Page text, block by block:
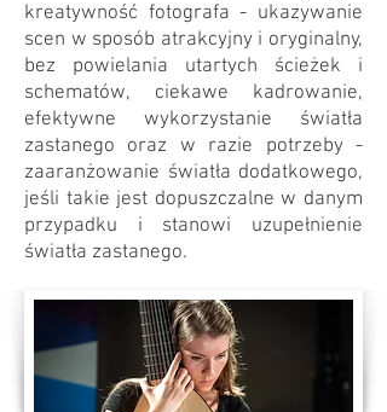
kreatywność fotografa - ukazywanie
scen w sposób atrakcyjny i oryginalny,
bez powielania utartych ścieżek i
schematów, ciekawe kadrowanie,
efektywne wykorzystanie światła
zastanego oraz w razie potrzeby -
zaaranżowanie światła dodatkowego,
jeśli takie jest dopuszczalne w danym
przypadku i stanowi uzupełnienie
światła zastanego.